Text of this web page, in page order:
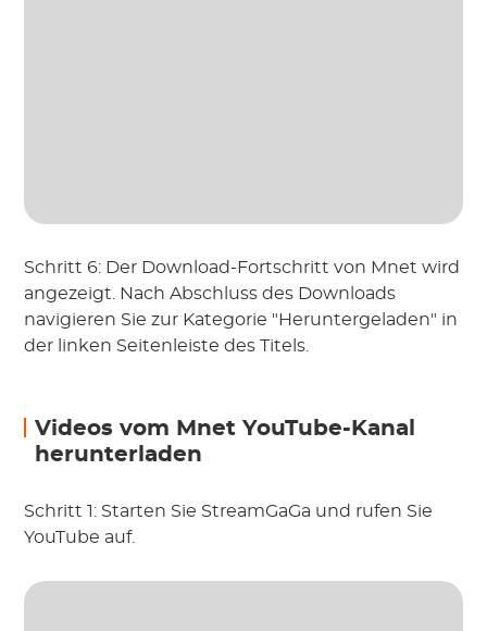
Schritt 6: Der Download-Fortschritt von Mnet wird
angezeigt. Nach Abschluss des Downloads
navigieren Sie zur Kategorie "Heruntergeladen" in
der linken Seitenleiste des Titels.
Videos vom Mnet YouTube-Kanal
herunterladen
Schritt 1: Starten Sie StreamGaGa und rufen Sie
YouTube auf.